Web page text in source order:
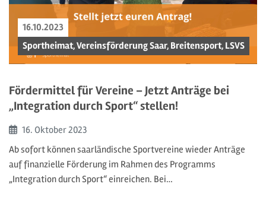
Fördermittel für Vereine – Jetzt Anträge bei
„Integration durch Sport“ stellen!
Beginn:
16. Oktober2023
Ab sofort können saarländische Sportvereine wieder Anträge
auf finanzielle Förderung im Rahmen des Programms
„Integration durch Sport“ einreichen. Bei…
16.10.2023
Sportheimat, Vereinsförderung Saar, Breitensport, LSVS